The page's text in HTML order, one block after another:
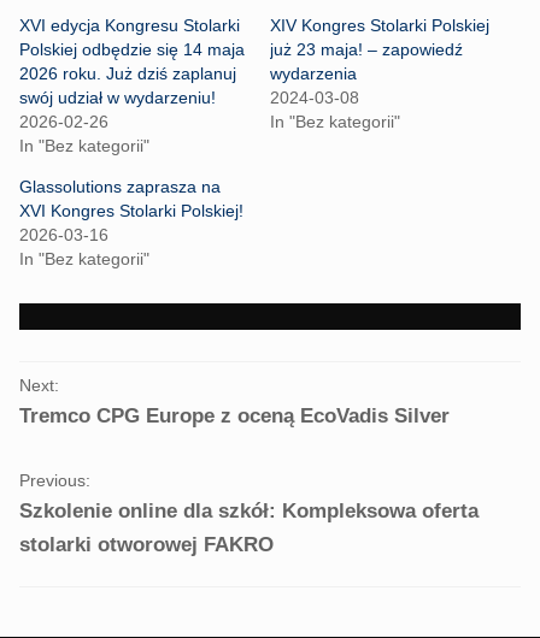
h
a
r
o
n
T
w
i
e
r
(
O
p
e
s
n
i
n
)
h
a
r
e
o
n
c
o
o
k
O
p
n
i
w
)
XVI edycja Kongresu Stolarki
Polskiej odbędzie się 14 maja
2026 roku. Już dziś zaplanuj
swój udział w wydarzeniu!
2026-02-26
In "Bez kategorii"
XIV Kongres Stolarki Polskiej
już 23 maja! – zapowiedź
wydarzenia
2024-03-08
In "Bez kategorii"
Glassolutions zaprasza na
XVI Kongres Stolarki Polskiej!
2026-03-16
In "Bez kategorii"
PORTFOLIO
NAVIGATION
Previous:
Szkolenie online dla szkół: Kompleksowa oferta
stolarki otworowej FAKRO
Next:
Tremco CPG Europe z oceną EcoVadis Silver